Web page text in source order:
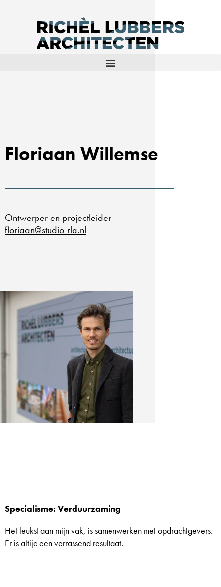
Floriaan Willemse
Ontwerper en projectleider
floriaan@studio-rla.nl
Specialisme: Verduurzaming
Het leukst aan mijn vak, is samenwerken met opdrachtgevers.
Er is altijd een verrassend resultaat.